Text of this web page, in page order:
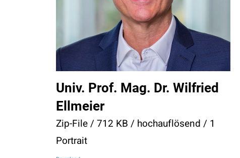
Univ. Prof. Mag. Dr. Wilfried
Ellmeier
Zip-File / 712 KB / hochauflösend / 1
Portrait